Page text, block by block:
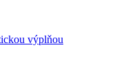
výplňou